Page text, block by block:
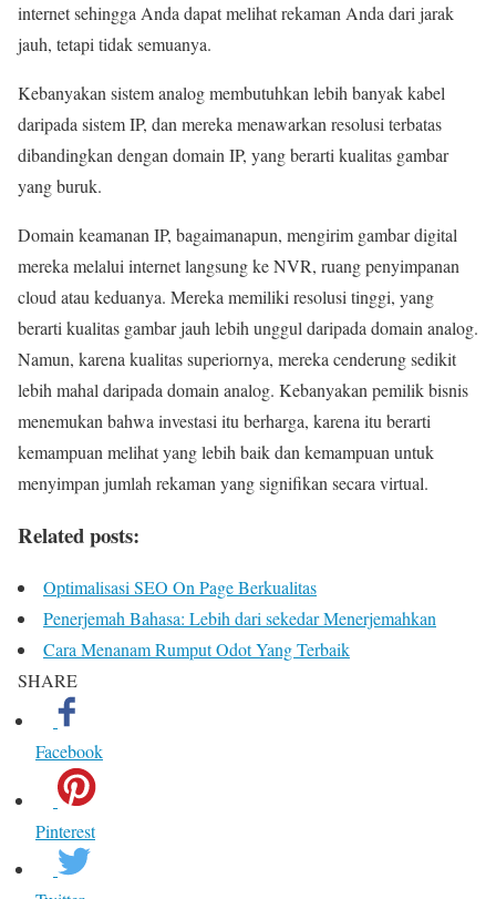
internet sehingga Anda dapat melihat rekaman Anda dari jarak
jauh, tetapi tidak semuanya.
Kebanyakan sistem analog membutuhkan lebih banyak kabel
daripada sistem IP, dan mereka menawarkan resolusi terbatas
dibandingkan dengan domain IP, yang berarti kualitas gambar
yang buruk.
Domain keamanan IP, bagaimanapun, mengirim gambar digital
mereka melalui internet langsung ke NVR, ruang penyimpanan
cloud atau keduanya. Mereka memiliki resolusi tinggi, yang
berarti kualitas gambar jauh lebih unggul daripada domain analog.
Namun, karena kualitas superiornya, mereka cenderung sedikit
lebih mahal daripada domain analog. Kebanyakan pemilik bisnis
menemukan bahwa investasi itu berharga, karena itu berarti
kemampuan melihat yang lebih baik dan kemampuan untuk
menyimpan jumlah rekaman yang signifikan secara virtual.
Related posts:
Optimalisasi SEO On Page Berkualitas
Penerjemah Bahasa: Lebih dari sekedar Menerjemahkan
Cara Menanam Rumput Odot Yang Terbaik
SHARE
Facebook
Pinterest